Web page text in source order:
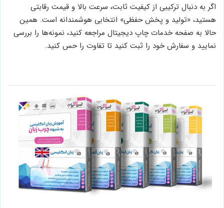
اگر به دنبال ترکیبی از کیفیت ثابت، سرعت بالا و قیمت رقابتی
هستید، «تولید و پخش حفظی» انتخابی هوشمندانه است. همین
حالا به صفحه خدمات چاپ دیجیتال مراجعه کنید، نمونه‌ها را بررسی
نمایید و سفارش خود را ثبت کنید تا تفاوت را حس کنید.